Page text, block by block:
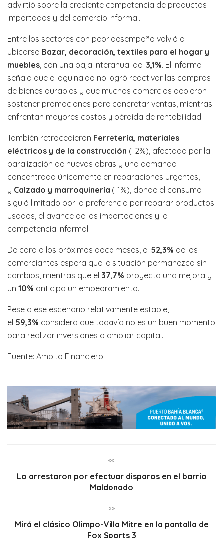
advirtió sobre la creciente competencia de productos
importados y del comercio informal.
Entre los sectores con peor desempeño volvió a
ubicarse Bazar, decoración, textiles para el hogar y
muebles, con una baja interanual del 3,1%. El informe
señala que el aguinaldo no logró reactivar las compras
de bienes durables y que muchos comercios debieron
sostener promociones para concretar ventas, mientras
enfrentan mayores costos y pérdida de rentabilidad.
También retrocedieron Ferretería, materiales
eléctricos y de la construcción (-2%), afectada por la
paralización de nuevas obras y una demanda
concentrada únicamente en reparaciones urgentes,
y Calzado y marroquinería (-1%), donde el consumo
siguió limitado por la preferencia por reparar productos
usados, el avance de las importaciones y la
competencia informal.
De cara a los próximos doce meses, el 52,3% de los
comerciantes espera que la situación permanezca sin
cambios, mientras que el 37,7% proyecta una mejora y
un 10% anticipa un empeoramiento.
Pese a ese escenario relativamente estable,
el 59,3% considera que todavía no es un buen momento
para realizar inversiones o ampliar capital.
Fuente: Ambito Financiero
<<
Lo arrestaron por efectuar disparos en el barrio
Maldonado
>>
Mirá el clásico Olimpo-Villa Mitre en la pantalla de
Fox Sports 3